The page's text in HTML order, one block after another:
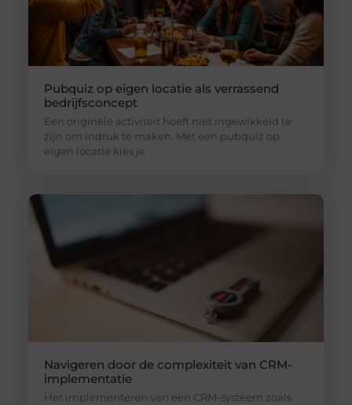
Pubquiz op eigen locatie als verrassend
bedrijfsconcept
Een originele activiteit hoeft niet ingewikkeld te
zijn om indruk te maken. Met een pubquiz op
eigen locatie kies je
Navigeren door de complexiteit van CRM-
implementatie
Het implementeren van een CRM-systeem zoals